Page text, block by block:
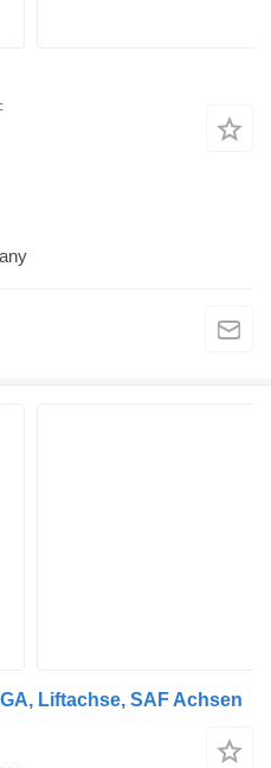
Liftachse, SAF Achsen